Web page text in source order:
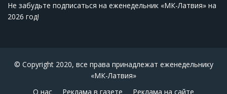
Не забудьте подписаться на еженедельник «МК-Латвия» на
2026 год!
© Copyright 2020, все права принадлежат еженедельнику
«МК-Латвия»
О нас
Реклама в газете Реклама на сайте